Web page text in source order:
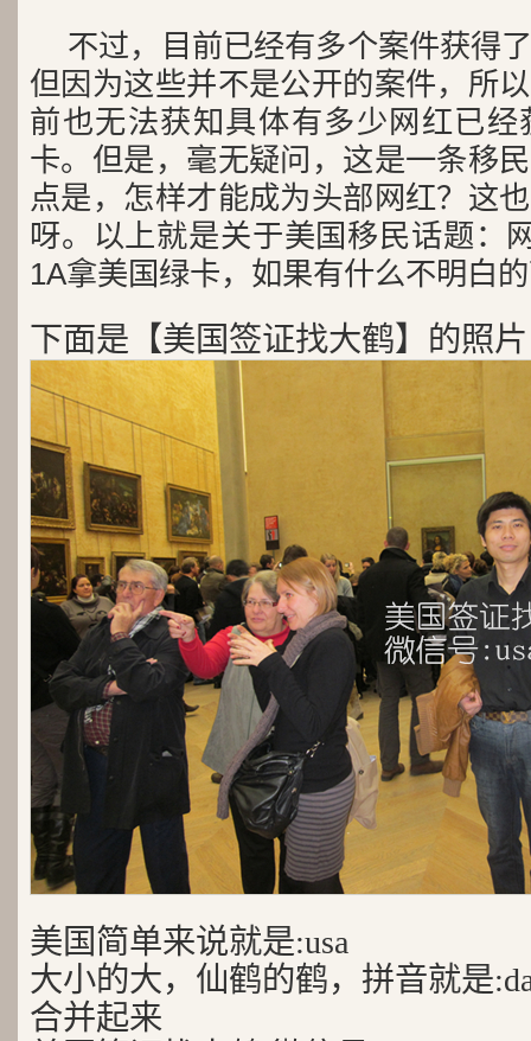
不过，目前已经有多个案件获得
但因为这些并不是公开的案件，所
前也无法获知具体有多少网红已
卡。但是，毫无疑问，这是一条移
点是，怎样才能成为头部网红？这
呀。以上就是关于美国移民话题：
1A拿美国绿卡，如果有什么不明白
下面是【美国签证找大鹤】的照片
美国简单来说就是:usa
大小的大，仙鹤的鹤，拼音就是
合并起来